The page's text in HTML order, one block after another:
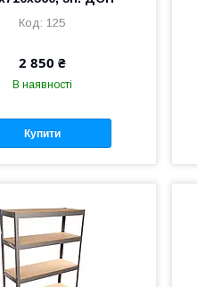
125
2 850 ₴
В наявності
Купити